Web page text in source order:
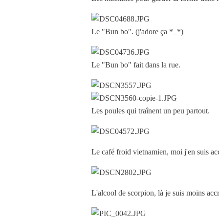
Le "Bun bo". (j'adore ça *_*)
Le "Bun bo" fait dans la rue.
Les poules qui traînent un peu partout.
Le café froid vietnamien, moi j'en suis
L'alcool de scorpion, là je suis moins